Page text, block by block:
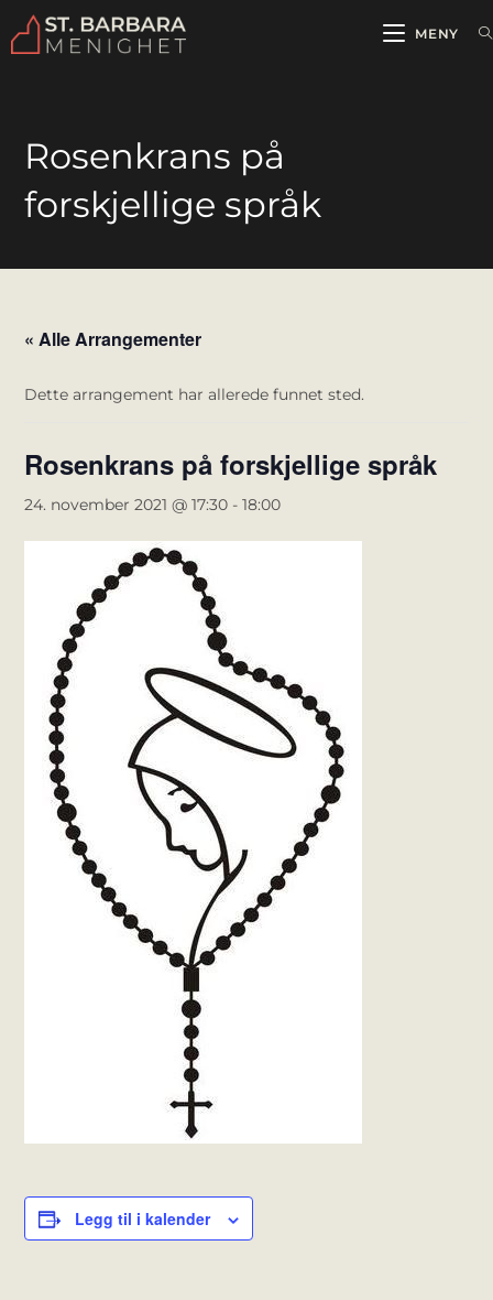
MENY
Rosenkrans på
forskjellige språk
« Alle Arrangementer
Dette arrangement har allerede funnet sted.
Rosenkrans på forskjellige språk
24. november 2021 @ 17:30 -18:00
Legg til i kalender